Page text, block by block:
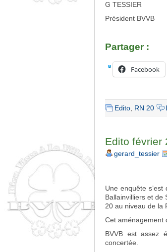
G TESSIER
Président BVVB
Partager :
Facebook
Edito RN 20
Edito février
gerard_tessier
Une enquête
Ballainvilliers et de
20 au niveau de la
Cet aménagement
BVVB est assez
concertée.